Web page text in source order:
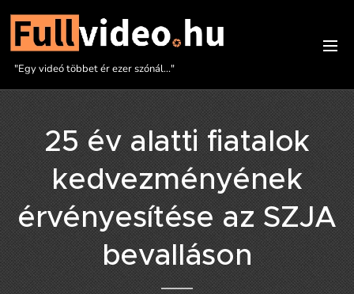
"Egy videó többet ér ezer szónál..."
25 év alatti fiatalok
kedvezményének
érvényesítése az SZJA
bevalláson